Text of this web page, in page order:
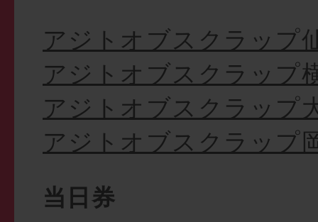
アジトオブスクラップ
アジトオブスクラップ
アジトオブスクラップ
アジトオブスクラップ
当日券